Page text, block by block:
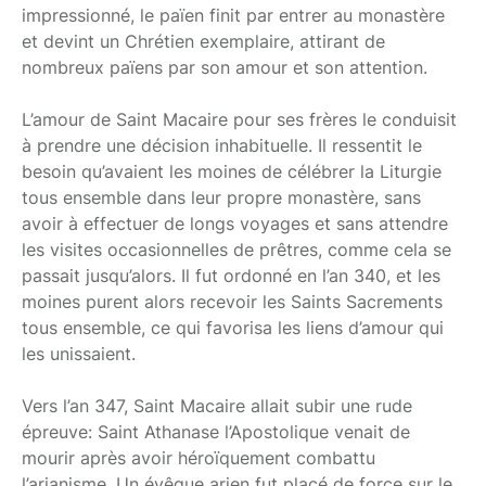
impressionné, le païen finit par entrer au monastère
et devint un Chrétien exemplaire, attirant de
nombreux païens par son amour et son attention.
L’amour de Saint Macaire pour ses frères le conduisit
à prendre une décision inhabituelle. Il ressentit le
besoin qu’avaient les moines de célébrer la Liturgie
tous ensemble dans leur propre monastère, sans
avoir à effectuer de longs voyages et sans attendre
les visites occasionnelles de prêtres, comme cela se
passait jusqu’alors. Il fut ordonné en l’an 340, et les
moines purent alors recevoir les Saints Sacrements
tous ensemble, ce qui favorisa les liens d’amour qui
les unissaient.
Vers l’an 347, Saint Macaire allait subir une rude
épreuve: Saint Athanase l’Apostolique venait de
mourir après avoir héroïquement combattu